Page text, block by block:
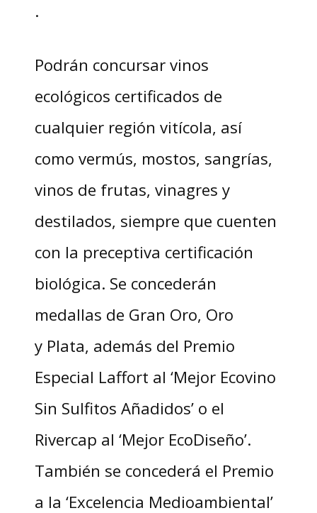
.
Podrán concursar vinos
ecológicos certificados de
cualquier región vitícola, así
como vermús, mostos, sangrías,
vinos de frutas, vinagres y
destilados, siempre que cuenten
con la preceptiva certificación
biológica. Se concederán
medallas de Gran Oro, Oro
y Plata, además del Premio
Especial Laffort al ‘Mejor Ecovino
Sin Sulfitos Añadidos’ o el
Rivercap al ‘Mejor EcoDiseño’.
También se concederá el Premio
a la ‘Excelencia Medioambiental’